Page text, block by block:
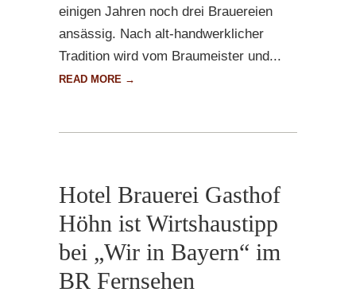
einigen Jahren noch drei Brauereien
ansässig. Nach alt-handwerklicher
Tradition wird vom Braumeister und...
READ MORE →
Hotel Brauerei Gasthof
Höhn ist Wirtshaustipp
bei „Wir in Bayern“ im
BR Fernsehen